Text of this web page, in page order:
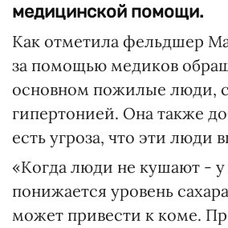
медицинской помощи.
Как отметила фельдшер
за помощью медиков
основном пожилые люди,
гипертонией. Она также
есть угроза, что эти люди
«Когда люди не кушают -
понижается уровень
может привести к коме.